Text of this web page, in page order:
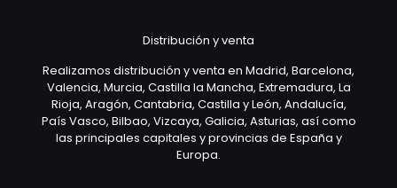
Distribución y venta
Realizamos distribución y venta en Madrid, Barcelona,
Valencia, Murcia, Castilla la Mancha, Extremadura, La
Rioja, Aragón, Cantabria, Castilla y León, Andalucía,
País Vasco, Bilbao, Vizcaya, Galicia, Asturias, así como
las principales capitales y provincias de España y
Europa.